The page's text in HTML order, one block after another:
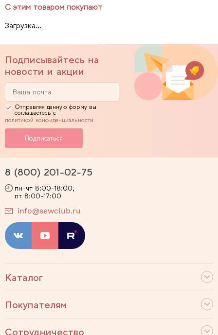
С этим товаром покупают
Загрузка...
Подписывайтесь на
новости и акции
Отправляя данную форму вы
соглашаетесь с
политикой конфиденциальности
Каталог
Покупателям
Сотрудничество
8 (800) 201-02-75
пн-чт 8:00-18:00,
пт 8:00-17:00
info@sewclub.ru